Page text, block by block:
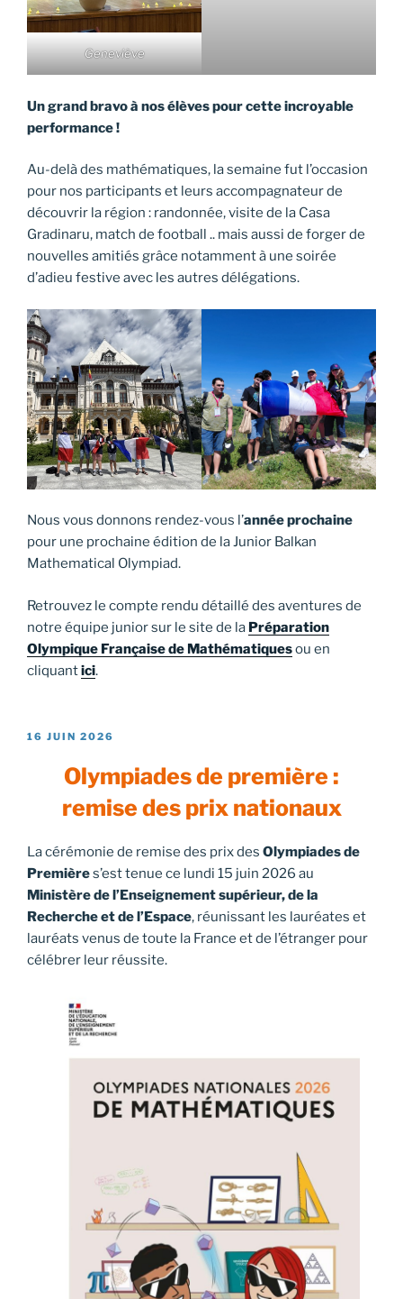
Geneviève
Un grand bravo à nos élèves pour cette incroyable
performance !
Au-delà des mathématiques, la semaine fut l’occasion
pour nos participants et leurs accompagnateur de
découvrir la région : randonnée, visite de la Casa
Gradinaru, match de football .. mais aussi de forger de
nouvelles amitiés grâce notamment à une soirée
d’adieu festive avec les autres délégations.
Nous vous donnons rendez-vous l’année prochaine
pour une prochaine édition de la Junior Balkan
Mathematical Olympiad.
Retrouvez le compte rendu détaillé des aventures de
notre équipe junior sur le site de la Préparation
Olympique Française de Mathématiquesou en
cliquantici.
PUBLIÉ
16 JUIN 2026
Olympiades de première :
remise des prix nationaux
La cérémonie de remise des prix des Olympiades de
Premières’est tenue ce lundi 15 juin 2026 au
Ministère de l’Enseignement supérieur, de la
Recherche et de l’Espace, réunissant les lauréates et
lauréats venus de toute la France et de l’étranger pour
célébrer leur réussite.